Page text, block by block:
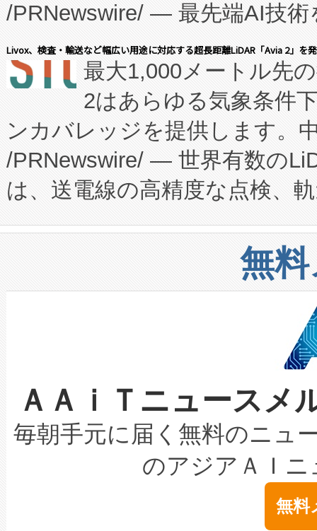
キー方式で拡張性が高く、持
す。FCCM‑を活用した現地生
患者にとっての費用負担を大
のアクセスを大幅に拡大する
Fully-Connected Continuous
プログラムには、施設設計・
に関する技術移転および知的
構造化トレーニングカリキュ
上げおよび商用化段階におけ
設備整備および立ち上げ調整
加組織は、Enzeneのバイオ
選定された製品について、自
取得できる可能性もあります
設には、3億～4億ドルかか
最高経営責任者（CEO）であ
す。「当社のfully-connected
ームを利用すれば、6,000万
きます。この効率性は、フェ
/PRNewswire/ — 最先端AI技術
会社エーアイ・アンド：本社
President原信平）と、エンタ
ードするVoltaiqは、日本にあ
ーエネルギー貯蔵システム（
た。 Voltaiq独自のAI搭載プラ
定、統合、導入、運用に至る
安全性を追跡し、確保する事
増加しているデータセンター
る電力網に大きな負担をかけ
事業者の負担軽減という課題
系統連系を迅速にし、ピーク
限を超えて利用可能な電力容
持できるよう貢献します。こ
ービスレベル契約（SLA）違
テリー性能の劣化によるダウ
念は、現在データセンターが
ます。 Voltaiq provides a
Livox、検査・輸送など幅広い用途に対応する超長距離LiDAR「Avia 2」を
最大1,000メートル先
2はあらゆる気象条件
ンカバレッジを提供します。
/PRNewswire/ — 世界有数の
は、送電線の高精度な点検、
や穀物倉庫におけるバルク材
リューション「Avia 2」を発
したAvia 2は、1,000メート
狭視野のFOVを切り替えるこ
ケーブル、枝などの細かな対
なレーザースポットにより、
な環境下でも豊かなディテー
キロメートル範囲を検出
LiDAR for Inspections,
は1535 nmレーザーを搭載。
イズの小径化を実現すること
無
ＡＡｉＴニュース
毎朝手元に届く無料のニュ
のアジアＡＩ
無料